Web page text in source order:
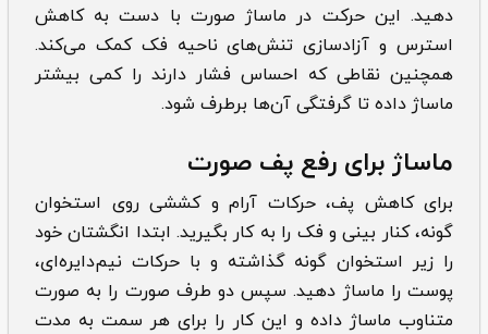
دهید. این حرکت در ماساژ صورت با دست به کاهش
استرس و آزادسازی تنش‌های ناحیه فک کمک می‌کند.
همچنین نقاطی که احساس فشار دارند را کمی بیشتر
ماساژ داده تا گرفتگی آن‌ها برطرف شود.
ماساژ برای رفع پف صورت
برای کاهش پف، حرکات آرام و کششی روی استخوان
گونه، کنار بینی و فک را به کار بگیرید. ابتدا انگشتان خود
را زیر استخوان گونه گذاشته و با حرکات نیم‌دایره‌ای،
پوست را ماساژ دهید. سپس دو طرف صورت را به صورت
متناوب ماساژ داده و این کار را برای هر سمت به مدت